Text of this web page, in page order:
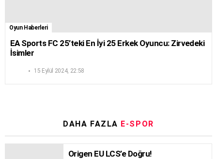
Oyun Haberleri
EA Sports FC 25’teki En İyi 25 Erkek Oyuncu: Zirvedeki
İsimler
15 Eylül 2024, 22:58
DAHA FAZLA E-SPOR
Origen EU LCS’e Doğru!